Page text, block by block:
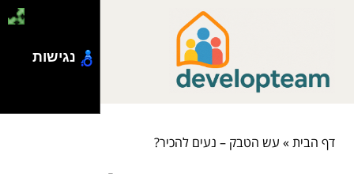
דף הבית» עש הטבק – נעים להכיר?
נגישות